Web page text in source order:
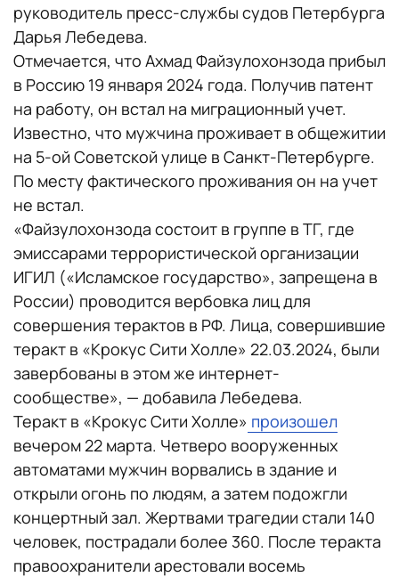
руководитель пресс-службы судов Петербурга
Дарья Лебедева.
Отмечается, что Ахмад Файзулохонзода прибыл
в Россию 19 января 2024 года. Получив патент
на работу, он встал на миграционный учет.
Известно, что мужчина проживает в общежитии
на 5-ой Советской улице в Санкт-Петербурге.
По месту фактического проживания он на учет
не встал.
«Файзулохонзода состоит в группе в ТГ, где
эмиссарами террористической организации
ИГИЛ («Исламское государство», запрещена в
России) проводится вербовка лиц для
совершения терактов в РФ. Лица, совершившие
теракт в «Крокус Сити Холле» 22.03.2024, были
завербованы в этом же интернет-
сообществе», — добавила Лебедева.
Теракт в «Крокус Сити Холле» произошел
вечером 22 марта. Четверо вооруженных
автоматами мужчин ворвались в здание и
открыли огонь по людям, а затем подожгли
концертный зал. Жертвами трагедии стали 140
человек, пострадали более 360. После теракта
правоохранители арестовали восемь